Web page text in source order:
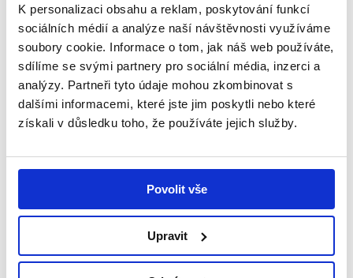
K personalizaci obsahu a reklam, poskytování funkcí
sociálních médií a analýze naší návštěvnosti využíváme
soubory cookie. Informace o tom, jak náš web používáte,
sdílíme se svými partnery pro sociální média, inzerci a
analýzy. Partneři tyto údaje mohou zkombinovat s
dalšími informacemi, které jste jim poskytli nebo které
získali v důsledku toho, že používáte jejich služby.
Povolit vše
Upravit
Zobrazit
ZPRAVODAJ DUBEN 2019